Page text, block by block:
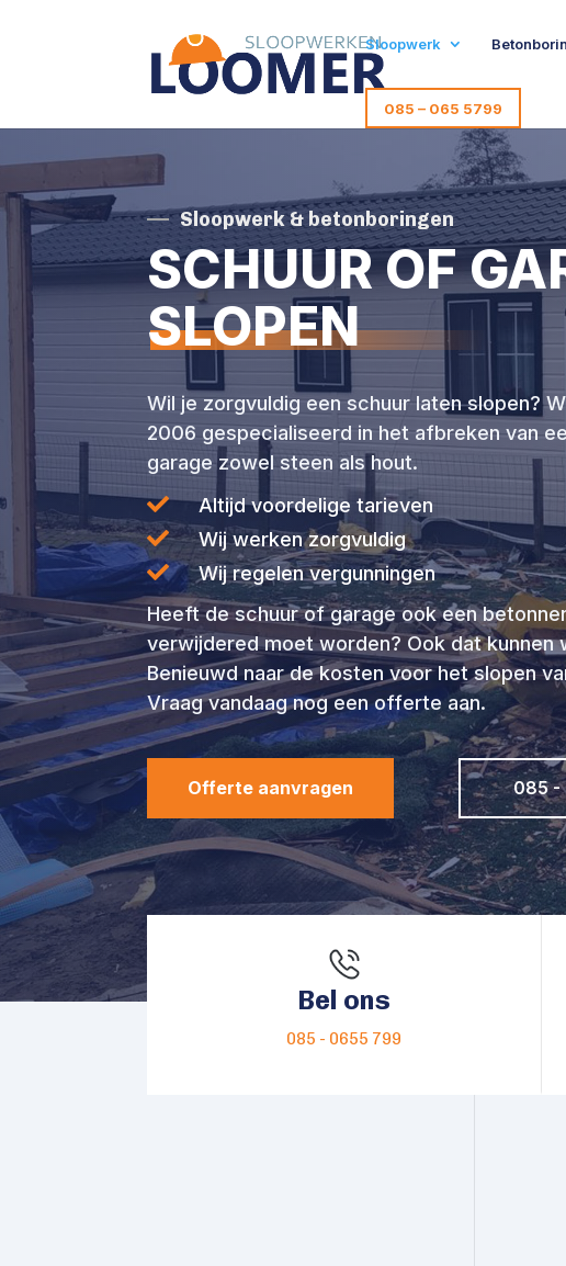
Sloopwerk
085 – 065 5799
Sloopwerk & betonboringen
SCHUUR OF
SLOPEN
Wil je zorgvuldig een schuur laten slopen?
2006 gespecialiseerd in het afbreken van
garage zowel steen als hout.

Altijd voordelige tarieven

Wij werken zorgvuldig

Wij regelen vergunningen
Heeft de schuur of garage ook een
verwijdered moet worden? Ook dat kunnen
Benieuwd naar de kosten voor het slopen
Vraag vandaag nog een offerte aan.
Offerte aanvragen 085 -
Bel ons
085 - 0655 799